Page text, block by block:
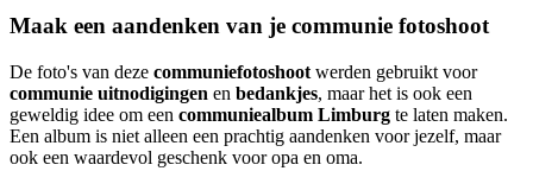
Maak een aandenken van je communie fotoshoot
De foto's van deze communiefotoshoot werden gebruikt voor
communie uitnodigingen en bedankjes, maar het is ook een
geweldig idee om een communiealbum Limburg te laten maken.
Een album is niet alleen een prachtig aandenken voor jezelf, maar
ook een waardevol geschenk voor opa en oma.